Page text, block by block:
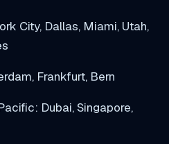
City, Dallas, Miami, Utah,
Frankfurt, Bern
Dubai, Singapore,